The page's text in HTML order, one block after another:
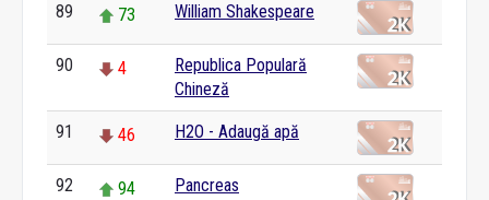
89 73 William Shakespeare
90 4
Republica Populară
Chineză
91 46 H2O - Adaugă apă
92 94 Pancreas